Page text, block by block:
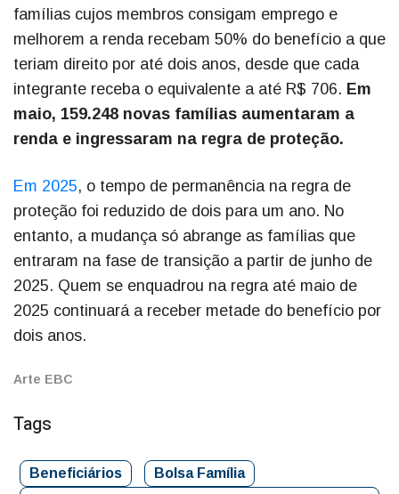
famílias cujos membros consigam emprego e
melhorem a renda recebam 50% do benefício a que
teriam direito por até dois anos, desde que cada
integrante receba o equivalente a até R$ 706. Em
maio, 159.248 novas famílias aumentaram a
renda e ingressaram na regra de proteção.
Em 2025, o tempo de permanência na regra de
proteção foi reduzido de dois para um ano. No
entanto, a mudança só abrange as famílias que
entraram na fase de transição a partir de junho de
2025. Quem se enquadrou na regra até maio de
2025 continuará a receber metade do benefício por
dois anos.
Arte EBC
Tags
Beneficiários
Bolsa Família